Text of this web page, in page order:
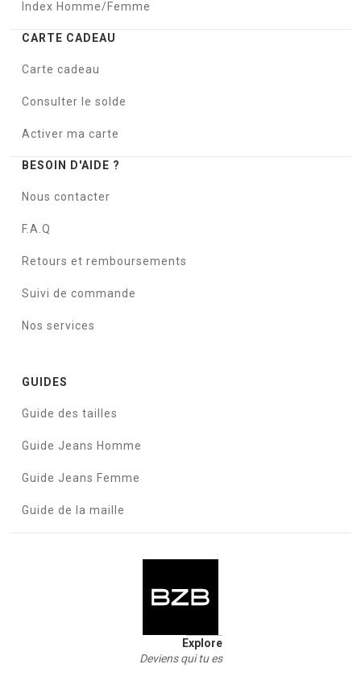
Index Homme/Femme
CARTE CADEAU
Carte cadeau
Consulter le solde
Activer ma carte
BESOIN D'AIDE ?
Nous contacter
F.A.Q
Retours et remboursements
Suivi de commande
Nos services
GUIDES
Guide des tailles
Guide Jeans Homme
Guide Jeans Femme
Guide de la maille
Explore
Deviens qui tu es